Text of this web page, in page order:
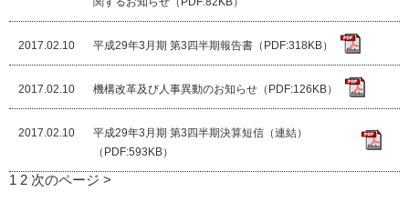
2017.02.10 平成29年3月期 第3四半期報告書（PDF:318KB）
2017.02.10 機構改革及び人事異動のお知らせ（PDF:126KB）
2017.02.10
平成29年3月期 第3四半期決算短信（連結）
（PDF:593KB）
1 2 次のページ >